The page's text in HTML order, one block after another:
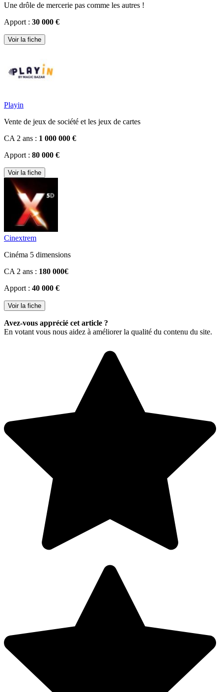
Une drôle de mercerie pas comme les autres !
Apport : 30 000 €
Voir la fiche
Playin
Vente de jeux de société et les jeux de cartes
CA 2 ans : 1 000 000 €
Apport : 80 000 €
Voir la fiche
Cinextrem
Cinéma 5 dimensions
CA 2 ans : 180 000€
Apport : 40 000 €
Voir la fiche
Avez-vous apprécié cet article ?
En votant vous nous aidez à améliorer la qualité du contenu du site.